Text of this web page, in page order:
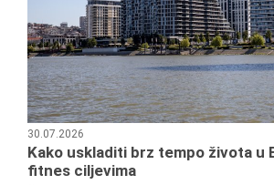
30.07.2026
Kako uskladiti brz tempo života u
fitnes ciljevima